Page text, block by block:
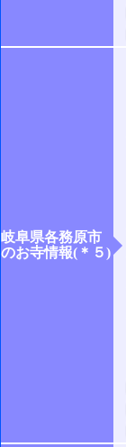
岐阜県各務原市
のお寺情報(＊５)